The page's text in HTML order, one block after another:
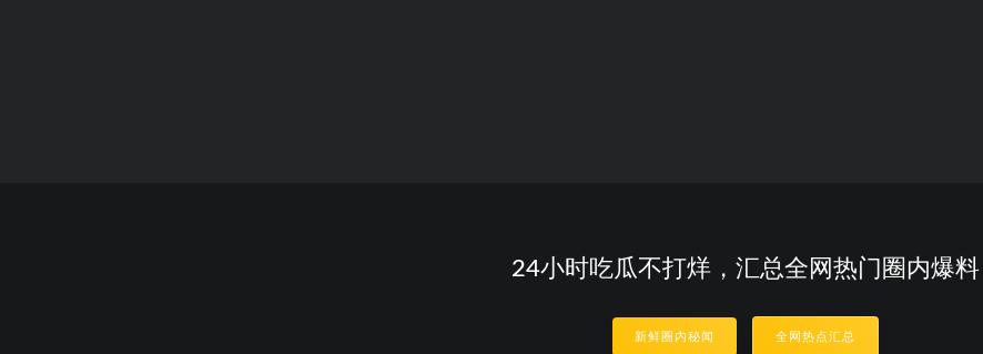
24小时吃瓜不打烊，汇总全网热门圈内爆料
新鲜圈内秘闻 全网热点汇总